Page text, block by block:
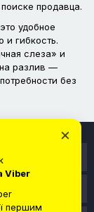
продавца.
удобное
и гибкость.
слеза» и
разлив —
без
×
Viber
першим